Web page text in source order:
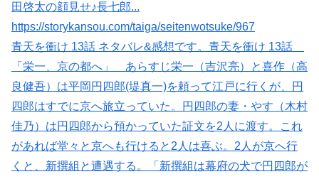
田啓太の顔見せ♪長七郎...
https://storykansou.com/taiga/seitenwotsuke/967
青天を衝け 13話 ネタバレ&感想です。青天を衝け 13話
「栄一、京の都へ」 あらすじ栄一（吉沢亮）と喜作（高
良健吾）は平岡円四郎(堤真一)を頼って江戸に行くが、円
四郎はすでに京へ旅立っていた。円四郎の妻・やす（木村
佳乃）は円四郎から預かっていた証文を2人に渡す。これ
があれば堂々と京へも行けると2人は喜ぶ。2人が京へ行
くと、新撰組と遭遇する。「新撰組は幕府の犬で円四郎が